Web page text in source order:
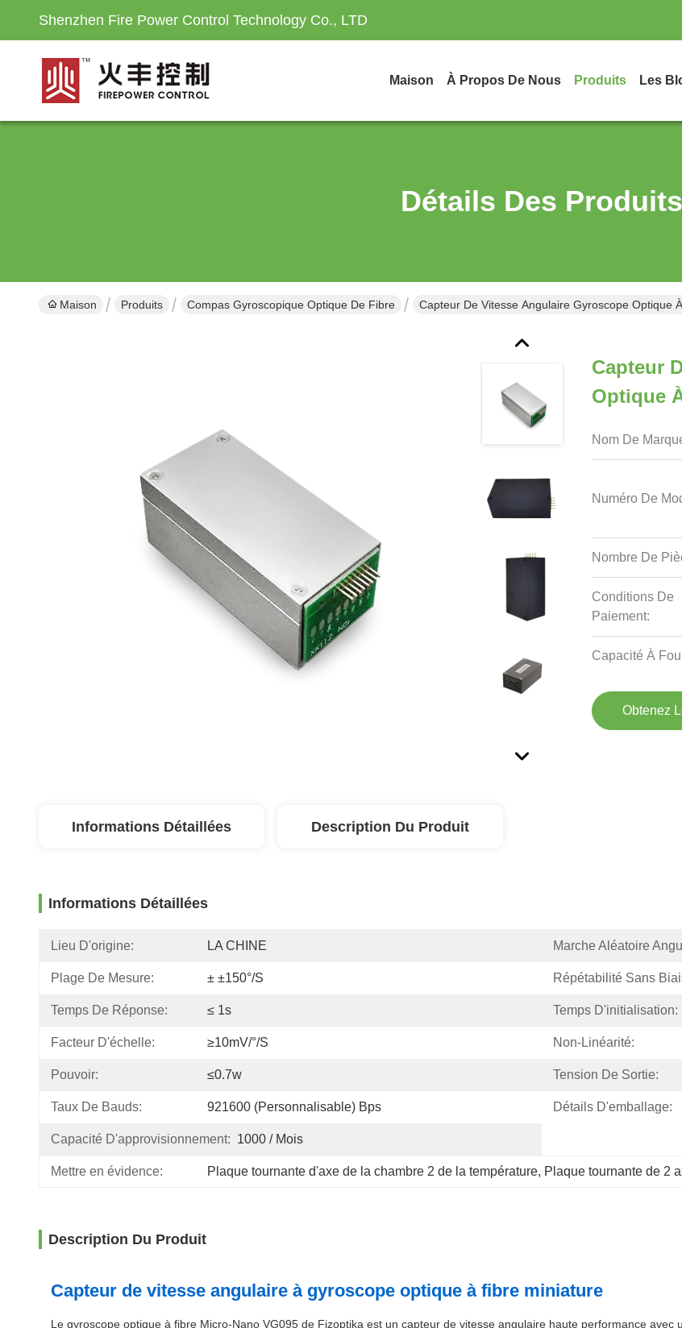
Shenzhen Fire Power Control Technology Co., LTD
Maison À Propos De Nous Produits Les
Détails Des Produits
Maison Produits Compas Gyroscopique Optique De Fibre Capteur De Vitesse Angulaire Gyroscope Optique
Capteur
Optique
Nom De
Numéro De
Nombre De
Conditions De
Paiement:
Capacité À
Obtenez
Informations Détaillées Description Du Produit
Informations Détaillées
Lieu D'origine: LA CHINE Marche Aléatoire
Plage De Mesure: ± ±150°/s Répétabilité Sans
Temps De Réponse: ≤ 1s Temps D'initialisation:
Facteur D'échelle: ≥10mV/°/s Non-Linéarité:
Pouvoir: ≤0.7w Tension De Sortie:
Taux De Bauds: 921600 (personnalisable) Bps Détails D'emballage:
Capacité D'approvisionnement: 1000 / Mois
Mettre en évidence: Plaque tournante d'axe de la chambre 2 de la température, Plaque tournante de 2
Description Du Produit
Capteur de vitesse angulaire à gyroscope optique à fibre miniature
Le gyroscope optique à fibre Micro-Nano VG095 de Fizoptika est un capteur de vitesse angulaire haute performance